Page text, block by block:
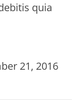
quia
21, 2016